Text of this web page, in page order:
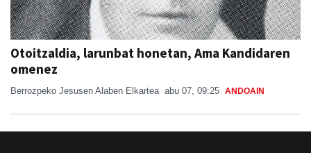
Otoitzaldia, larunbat honetan, Ama Kandidaren
omenez
Berrozpeko Jesusen Alaben Elkartea abu 07, 09:25 ANDOAIN